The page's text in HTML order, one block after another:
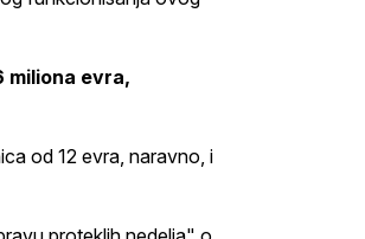
miliona evra,
od 12 evra, naravno, i